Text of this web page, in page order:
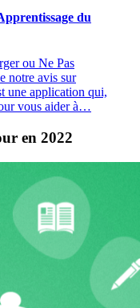
du
ou Ne Pas
notre avis sur
une application qui,
vous aider à…
en 2022